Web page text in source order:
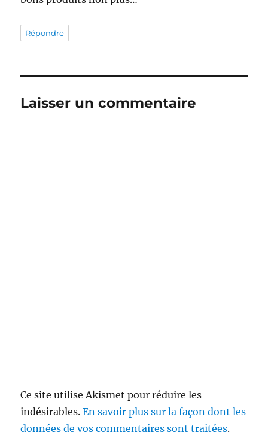
Répondre
Laisser un commentaire
Ce site utilise Akismet pour réduire les
indésirables.En savoir plus sur la façon dont les
données de vos commentaires sont traitées.